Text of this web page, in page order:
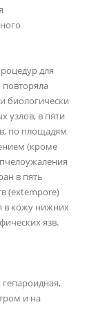
для
биологически
узлов, в пяти
по площадям
(кроме
в пять
(extempore)
в кожу нижних
язв.
гепароидная,
и на